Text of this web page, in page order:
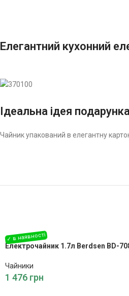
Елегантний кухонний
Ідеальна ідея
Чайник упакований в елегантну
Електрочайник 1.7л Berdsen BD-
Чайники
1 476 грн